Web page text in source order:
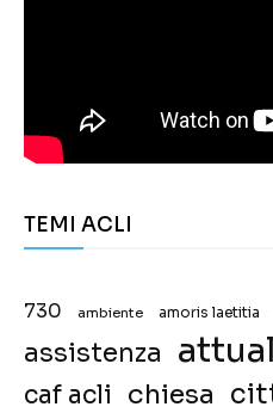
TEMI ACLI
730 ambiente amoris laetitia
assistenza
caf acli chiesa